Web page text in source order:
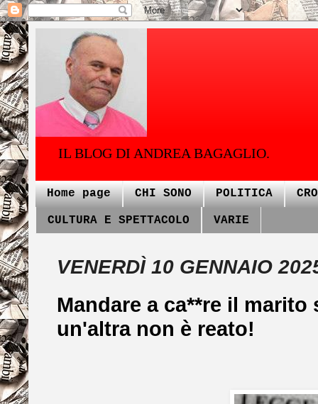
IL BLOG DI ANDREA BAGAGLIO.
Home page CHI SONO POLITICA
CULTURA E SPETTACOLO VARIE
VENERDÌ 10 GENNAIO
Mandare a ca**re il
un'altra non è reato!